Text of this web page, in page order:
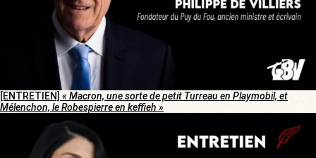
[ENTRETIEN] « Macron, une sorte de petit Turreau en Playmobil, et
Mélenchon, le Robespierre en keffieh »